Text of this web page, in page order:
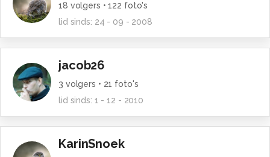
18 volgers •122 foto's
lid sinds: 24 - 09 - 2008
jacob26
3 volgers • 21 foto's
lid sinds: 1 - 12 - 2010
KarinSnoek